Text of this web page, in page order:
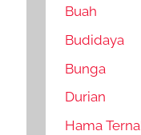
Buah
Budidaya
Bunga
Durian
Hama